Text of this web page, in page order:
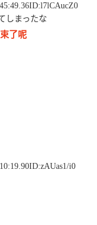
しまったな
了呢
i0